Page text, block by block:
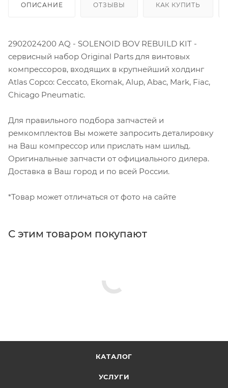
ОПИСАНИЕ ОТЗЫВЫ КАК КУПИТЬ
2902024200 AQ - SOLENOID BOV REBUILD KIT -
сервисный набор Original Parts для винтовых
компрессоров, входящих в крупнейший холдинг
Atlas Copco: Ceccato, Ekomak, Alup, Abac, Mark, Fiac,
Chicago Pneumatic.
Для правильного подбора запчастей и
ремкомплектов Вы можете запросить деталировку
на Ваш компрессор или прислать нам шильд.
Оригинальные запчасти от официального дилера.
Доставка в Ваш город и по всей России.
*Товар может отличаться от фото на сайте
С этим товаром покупают
КАТАЛОГ
УСЛУГИ